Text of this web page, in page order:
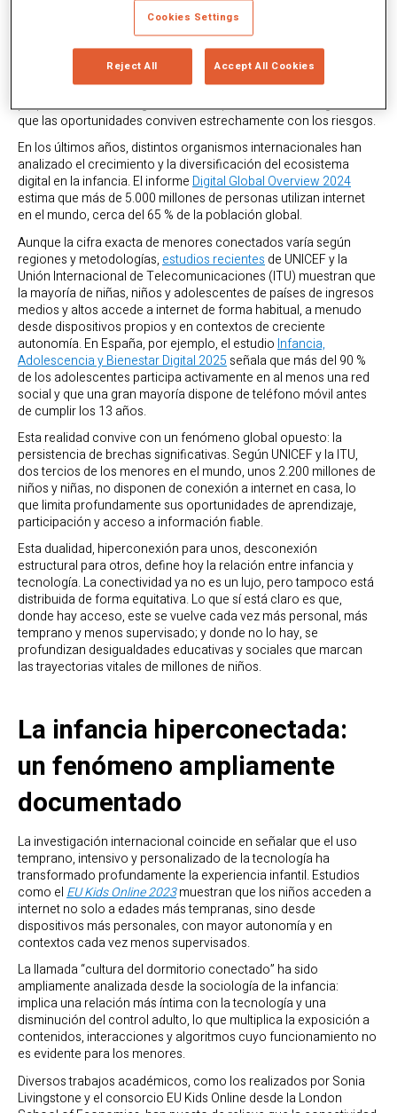
diario, muchas veces sin contar con las herramientas
necesarias para comprender su funcionamiento.
Varios organismos internacionales, como UNESCO, UNICEF, la
Unión Europea o la OCDE, coinciden en que esta transformación
exige una respuesta educativa ambiciosa y sostenida, capaz de
preparar a las nuevas generaciones para un entorno digital en el
que las oportunidades conviven estrechamente con los riesgos.
En los últimos años, distintos organismos internacionales han
analizado el crecimiento y la diversificación del ecosistema
digital en la infancia. El informeDigital Global Overview 2024
estima que más de 5.000 millones de personas utilizan internet
en el mundo, cerca del 65 % de la población global.
Aunque la cifra exacta de menores conectados varía según
regiones y metodologías, estudios recientes de UNICEF y la
Unión Internacional de Telecomunicaciones (ITU) muestran que
la mayoría de niñas, niños y adolescentes de países de ingresos
medios y altos accede a internet de forma habitual, a menudo
desde dispositivos propios y en contextos de creciente
autonomía. En España, por ejemplo, el estudio Infancia,
Adolescencia y Bienestar Digital 2025 señala que más del 90 %
de los adolescentes participa activamente en al menos una red
social y que una gran mayoría dispone de teléfono móvil antes
de cumplir los 13 años.
Esta realidad convive con un fenómeno global opuesto: la
persistencia de brechas significativas. Según UNICEF y la ITU,
dos tercios de los menores en el mundo, unos 2.200 millones de
niños y niñas, no disponen de conexión a internet en casa, lo
que limita profundamente sus oportunidades de aprendizaje,
participación y acceso a información fiable.
Esta dualidad, hiperconexión para unos, desconexión
estructural para otros, define hoy la relación entre infancia y
tecnología. La conectividad ya no es un lujo, pero tampoco está
distribuida de forma equitativa. Lo que sí está claro es que,
donde hay acceso, este se vuelve cada vez más personal, más
temprano y menos supervisado; y donde no lo hay, se
profundizan desigualdades educativas y sociales que marcan
las trayectorias vitales de millones de niños.
La infancia hiperconectada:
un fenómeno ampliamente
documentado
La investigación internacional coincide en señalar que el uso
temprano, intensivo y personalizado de la tecnología ha
transformado profundamente la experiencia infantil. Estudios
como elEU Kids Online 2023muestran que los niños acceden a
internet no solo a edades más tempranas, sino desde
dispositivos más personales, con mayor autonomía y en
contextos cada vez menos supervisados.
La llamada “cultura del dormitorio conectado” ha sido
ampliamente analizada desde la sociología de la infancia:
implica una relación más íntima con la tecnología y una
disminución del control adulto, lo que multiplica la exposición a
contenidos, interacciones y algoritmos cuyo funcionamiento no
es evidente para los menores.
Diversos trabajos académicos, como los realizados por Sonia
Livingstone y el consorcio EU Kids Online desde la London
Cookies Settings
Reject All Accept All Cookies